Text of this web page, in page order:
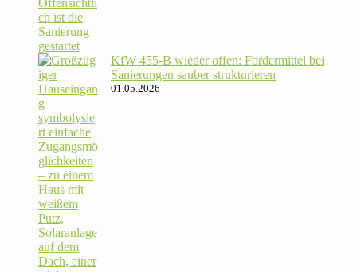
KfW 455‑B wieder offen: För­der­mittel bei
Sanie­rungen sauber strukturieren
01.05.2026